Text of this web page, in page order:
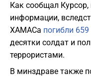
Как сообщал
информации,
ХАМАСа погибли
десятки солдат и
террористами.
В минздраве также